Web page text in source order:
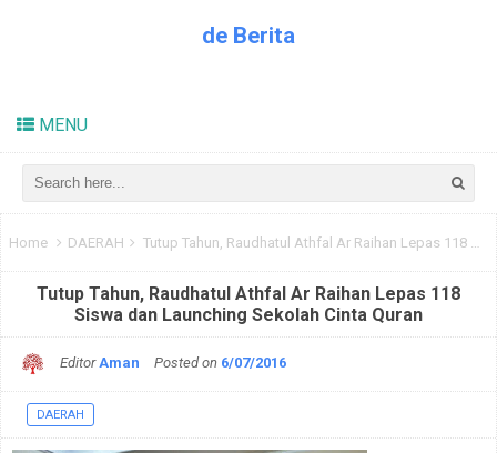
de Berita
MENU
Home DAERAH Tutup Tahun, Raudhatul Athfal Ar Raihan Lepas 118 Siswa dan Launching Sekolah Cinta Quran
Tutup Tahun, Raudhatul Athfal Ar Raihan Lepas 118
Siswa dan Launching Sekolah Cinta Quran
EditorAman Posted on 6/07/2016
DAERAH